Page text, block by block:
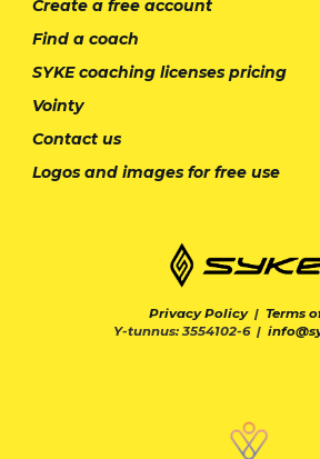
Create a free account
Find a coach
SYKE coaching licenses pricing
Vointy
Contact us
Logos and images for free use
Privacy Policy| Terms
Y-tunnus: 3554102-6 |